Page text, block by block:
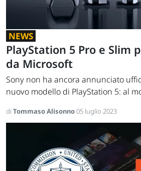
NEWS
PlayStation 5 Pro e Slim
da Microsoft
Sony non ha ancora annunciato
nuovo modello di PlayStation 5: al
di Tommaso Alisonno05 luglio 2023